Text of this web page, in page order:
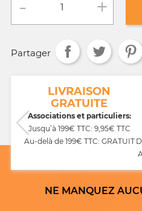
Age
Partager
LIVRAISON
GRATUITE
Associations et particuliers:
Jusqu’à 199€ TTC: 9,95€ TTC
Au-delà de 199€ TTC: GRATUIT
NE MANQUEZ